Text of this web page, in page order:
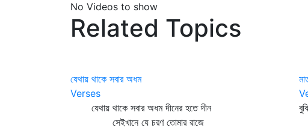
No Videos to show
Related Topics
যেথায় থাকে সবার অধম
Verses
যেথায় থাকে সবার অধম দীনের হতে দীন
সেইখানে যে চরণ তোমার রাজে